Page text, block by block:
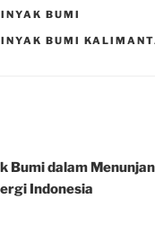
BUMI
BUMI
Bumi dalam
Indonesia